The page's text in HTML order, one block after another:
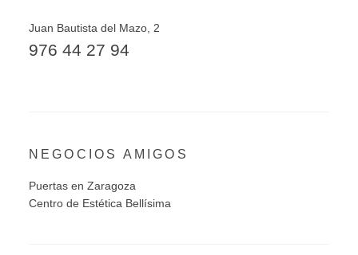
Juan Bautista del Mazo, 2
976 44 27 94
NEGOCIOS AMIGOS
Puertas en Zaragoza
Centro de Estética Bellísima